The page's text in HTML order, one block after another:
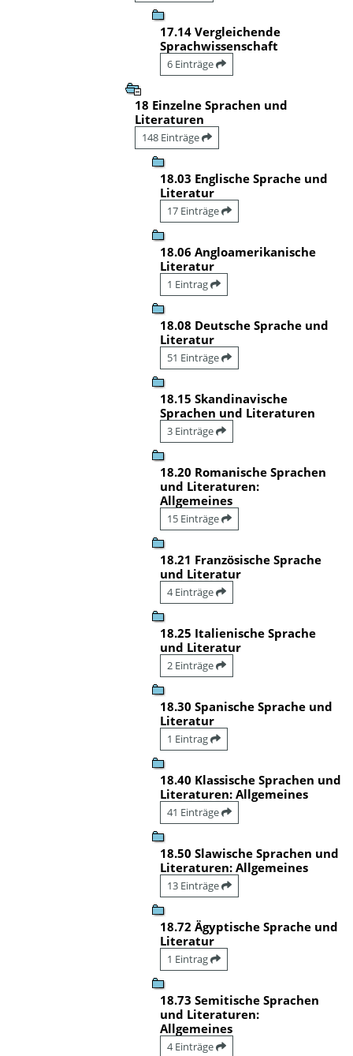
17.14 Vergleichende
Sprachwissenschaft
6 Einträge
18 Einzelne Sprachen und
Literaturen
148 Einträge
18.03 Englische Sprache und
Literatur
17 Einträge
18.06 Angloamerikanische
Literatur
1 Eintrag
18.08 Deutsche Sprache und
Literatur
51 Einträge
18.15 Skandinavische
Sprachen und Literaturen
3 Einträge
18.20 Romanische Sprachen
und Literaturen:
Allgemeines
15 Einträge
18.21 Französische Sprache
und Literatur
4 Einträge
18.25 Italienische Sprache
und Literatur
2 Einträge
18.30 Spanische Sprache und
Literatur
1 Eintrag
18.40 Klassische Sprachen und
Literaturen: Allgemeines
41 Einträge
18.50 Slawische Sprachen und
Literaturen: Allgemeines
13 Einträge
18.72 Ägyptische Sprache und
Literatur
1 Eintrag
18.73 Semitische Sprachen
und Literaturen:
Allgemeines
4 Einträge